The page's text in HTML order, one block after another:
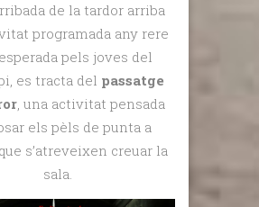
de la tardor arriba
programada any rere
pels joves del
es tracta del passatge
, una activitat pensada
els pèls de punta a
s’atreveixen creuar la
sala.